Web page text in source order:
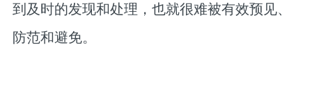
到及时的发现和处理，也就很难被有效预见、
防范和避免。